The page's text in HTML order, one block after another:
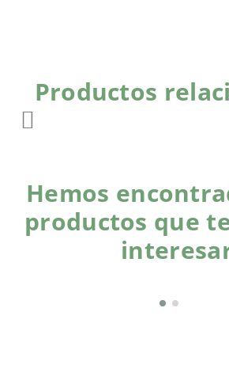
Productos
Hemos
productos que